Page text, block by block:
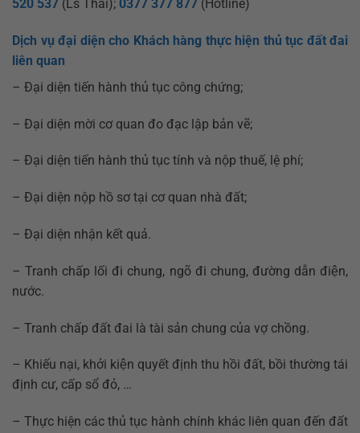
520 537 (Ls Thái); 0377 377 877 (Hotline)
Dịch vụ đại diện cho Khách hàng thực hiện thủ tục đất đai
liên quan
– Đại diện tiến hành thủ tục công chứng;
– Đại diện mời cơ quan đo đạc lập bản vẽ;
– Đại diện tiến hành thủ tục tính và nộp thuế, lệ phí;
– Đại diện nộp hồ sơ tại cơ quan nhà đất;
– Đại diện nhận kết quả.
– Tranh chấp lối đi chung, ngõ đi chung, đường dẫn điện,
nước.
– Tranh chấp đất đai là tài sản chung của vợ chồng.
– Khiếu nại, khởi kiện quyết định thu hồi đất, bồi thường tái
định cư, cấp sổ đỏ, …
– Thực hiện các thủ tục hành chính khác liên quan đến đất